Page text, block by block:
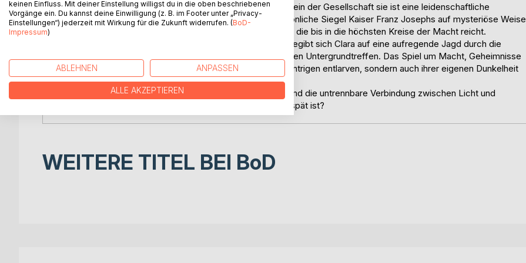
Wien, 1897: Clara von Falkenstein ist mehr als nur ein Fräulein der Gesellschaft sie ist eine leidenschaftliche
Ermittlerin auf der Suche nach der Wahrheit. Als das persönliche Siegel Kaiser Franz Josephs auf mysteriöse Weise
verschwindet, gerät sie in eine gefährliche Verschwörung, die bis in die höchsten Kreise der Macht reicht.
Gemeinsam mit dem charmanten Kommissar Maximilian begibt sich Clara auf eine aufregende Jagd durch die
Schatten der Hofburg von glanzvollen Bällen bis zu düsteren Untergrundtreffen. Das Spiel um Macht, Geheimnisse
und Gerechtigkeit beginnt, doch Clara muss nicht nur die Intrigen entlarven, sondern auch ihrer eigenen Dunkelheit
begegnen.
Ein packender historischer Krimi über Mut, Geheimnisse und die untrennbare Verbindung zwischen Licht und
Schatten. Bist du bereit, das Rätsel zu lösen bevor es zu spät ist?
WEITERE TITEL BEI BoD
keinen Einfluss. Mit deiner Einstellung willigst du in die oben beschriebenen
Vorgänge ein. Du kannst deine Einwilligung (z. B. im Footer unter „Privacy-
Einstellungen“) jederzeit mit Wirkung für die Zukunft widerrufen. (BoD-
Impressum)
ABLEHNEN ANPASSEN
ALLE AKZEPTIEREN